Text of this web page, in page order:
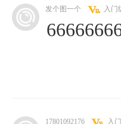
发个图一个 入门
17801092176 入